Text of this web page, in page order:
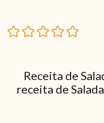
Receita de
receita de